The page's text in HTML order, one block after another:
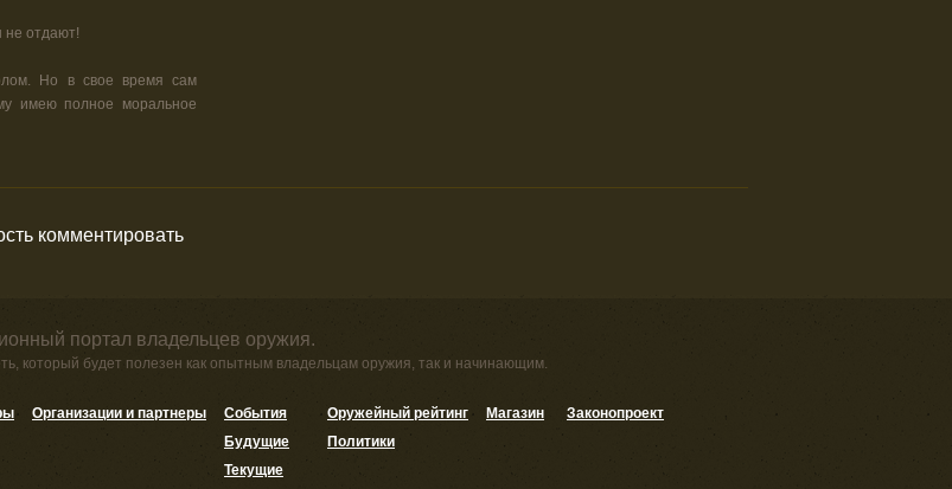
не отдают!
Но в свое время сам
имею полное моральное
комментировать
портал владельцев оружия.
который будет полезен как опытным владельцам оружия, так и начинающим.
Организации и партнеры
События
Будущие
Текущие
Оружейный рейтинг
Политики
Магазин Законопроект